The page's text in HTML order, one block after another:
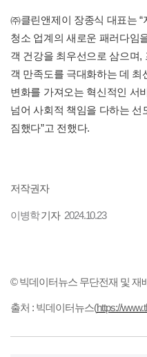
㈜클린앤제이 장종식 대표는
청소 업계의 새로운 패러다임
객 건강을 최우선으로 삼으며
객 만족도를 극대화하는 데 최
변화를 가져오는 혁신적인 서
넘어 사회적 책임을 다하는
짐했다”고 전했다.
저작권자
이병학기자2024.10.23
© 빅데이터뉴스 무단전재 및 재
출처 : 빅데이터뉴스(https://